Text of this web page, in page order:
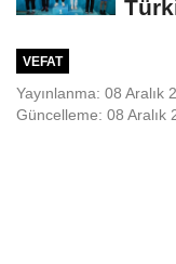
VEFAT
Yayınlanma: 08 Aralık
Güncelleme: 08 Aralık